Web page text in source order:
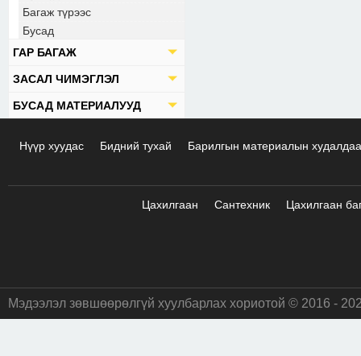
Багаж түрээс
Бусад
ГАР БАГАЖ
ЗАСАЛ ЧИМЭГЛЭЛ
БУСАД МАТЕРИАЛУУД
Нүүр хуудас Бидний тухай Барилгын материалын
Цахилгаан Сантехник Цахилгаан
Мэдээлэл зөвшөөрөлгүй хуулбарлах хориотой © 2016 -